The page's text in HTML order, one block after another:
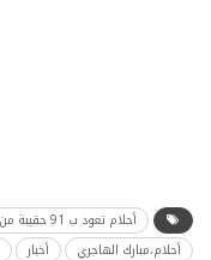
أحلام تعود ب 91 حقيبة من إسبانيا وتستعرض فخامة طائرتها الخاصة، قصر أسطوري
أحلام،مبارك الهاجري
أخبار